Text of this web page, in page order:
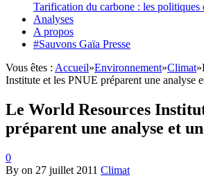
Tarification du carbone : les politiques
Analyses
A propos
#Sauvons Gaïa Presse
Vous êtes : Accueil»Environnement»Climat»
Institute et les PNUE préparent une analyse
Le World Resources
préparent une analyse et
0
By on 27 juillet 2011 Climat